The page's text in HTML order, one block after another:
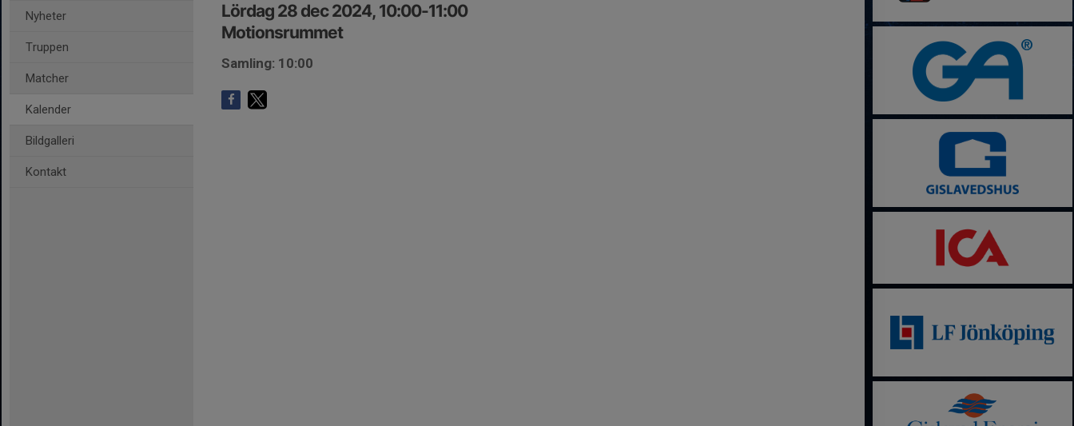
Nyheter
Truppen
Matcher
Kalender
Bildgalleri
Kontakt
Lördag 28 dec 2024, 10:00-11:00
Motionsrummet
Samling: 10:00